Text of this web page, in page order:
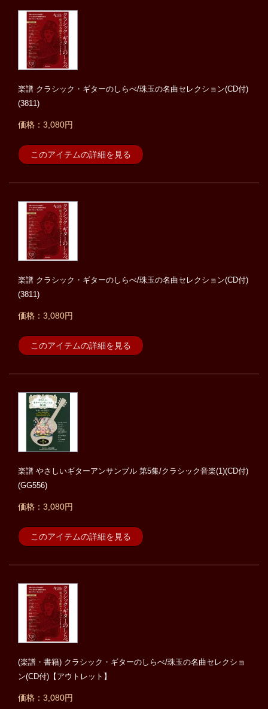
楽譜 クラシック・ギターのしらべ/珠玉の名曲セレクション(CD付)
(3811)
価格：3,080円
このアイテムの詳細を見る
楽譜 クラシック・ギターのしらべ/珠玉の名曲セレクション(CD付)
(3811)
価格：3,080円
このアイテムの詳細を見る
楽譜 やさしいギターアンサンブル 第5集/クラシック音楽(1)(CD付)
(GG556)
価格：3,080円
このアイテムの詳細を見る
(楽譜・書籍) クラシック・ギターのしらべ/珠玉の名曲セレクショ
ン(CD付)【アウトレット】
価格：3,080円